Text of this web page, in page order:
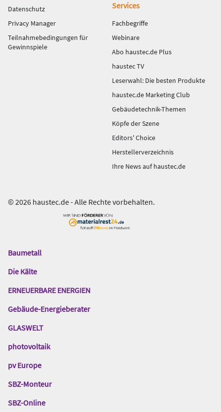
Datenschutz
Privacy Manager
Teilnahmebedingungen für
Gewinnspiele
Services
Fachbegriffe
Webinare
Abo haustec.de Plus
haustec TV
Leserwahl: Die besten Produkte
haustec.de Marketing Club
Gebäudetechnik-Themen
Köpfe der Szene
Editors' Choice
Herstellerverzeichnis
Ihre News auf haustec.de
© 2026 haustec.de - Alle Rechte vorbehalten.
Das
Gentner
Baumetall
Die Kälte
ERNEUERBARE ENERGIEN
Gebäude-Energieberater
GLASWELT
photovoltaik
pv Europe
SBZ-Monteur
SBZ-Online